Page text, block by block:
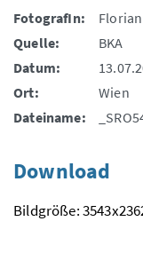
FotografIn:
Quelle:
BKA
Datum:
Ort:
Wien
Dateiname:
Download
Bildgröße: